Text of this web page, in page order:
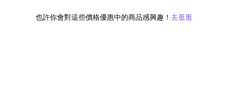
也許你會對這些價格優惠中的商品感興趣！ 去逛逛